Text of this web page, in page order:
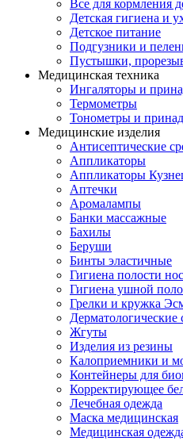
Все для кормления
Детская гигиена и
Детское питание
Подгузники и
Пустышки,
Медицинская техника
Ингаляторы и
Термометры
Тонометры и
Медицинские изделия
Антисептические
Аппликаторы
Аппликаторы
Аптечки
Аромалампы
Банки массажные
Бахилы
Беруши
Бинты эластичные
Гигиена полости
Гигиена ушной
Грелки и кружка
Дерматологические
Жгуты
Изделия из резины
Калоприемники и
Контейнеры для
Корректирующее
Лечебная одежда
Маска медицинская
Медицинская